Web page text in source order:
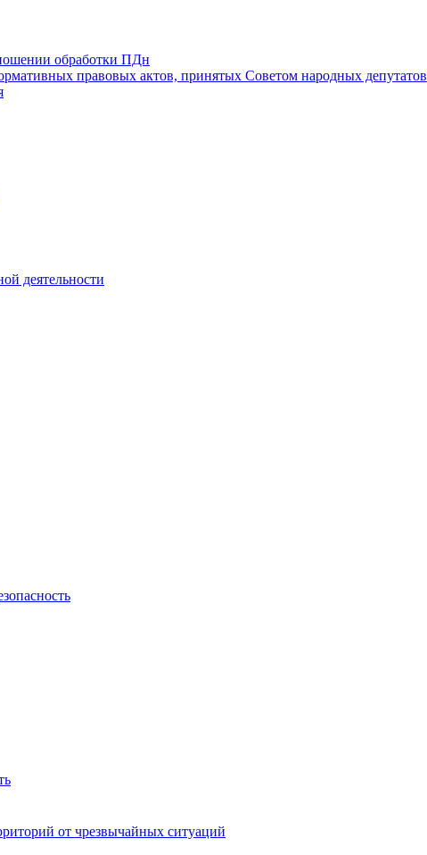
обработки ПДн
правовых актов, принятых Советом народных депутатов
деятельности
от чрезвычайных ситуаций